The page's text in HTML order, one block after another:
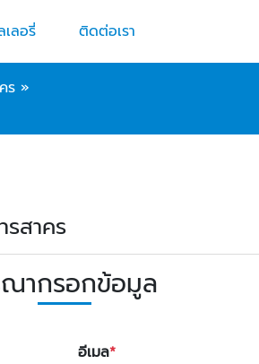
เลอรี่ ติดต่อเรา
ร »
สาคร
ากรอกข้อมูล
อีเมล